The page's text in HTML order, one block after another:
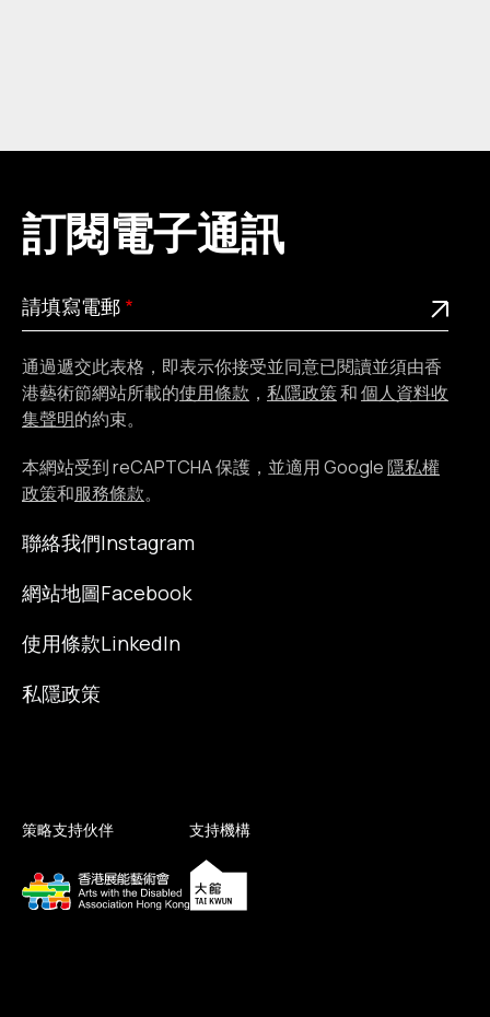
訂閱電子通訊
請
填
寫
電
郵
此為必填欄位
請填寫電郵
通過遞交此表格，即表示你接受並同意已閱讀並須由香
港藝術節網站所載的使用條款 ， 私隱政策和個人資料收
集聲明的約束。
本網站受到 reCAPTCHA 保護，並適用 Google隱私權
政策和服務條款。
聯絡我們
網站地圖
使用條款
私隱政策
Instagram
Facebook
LinkedIn
策略支持伙伴 支持機構